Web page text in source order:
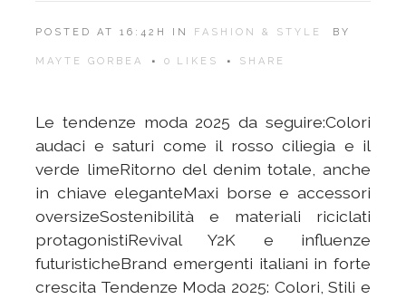
POSTED AT 16:42H IN FASHION & STYLE BY
MAYTE GORBEA 0 LIKES SHARE
Le tendenze moda 2025 da seguire:Colori
audaci e saturi come il rosso ciliegia e il
verde limeRitorno del denim totale, anche
in chiave eleganteMaxi borse e accessori
oversizeSostenibilità e materiali riciclati
protagonistiRevival Y2K e influenze
futuristicheBrand emergenti italiani in forte
crescita Tendenze Moda 2025: Colori, Stili e